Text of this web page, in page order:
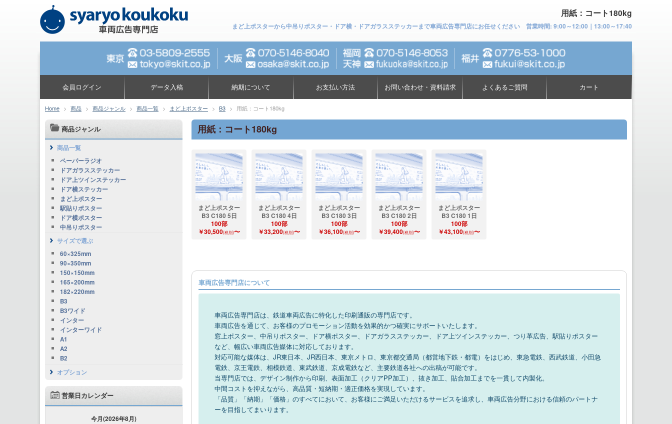
用紙：コート180kg
まど上ポスターから中吊りポスター・ドア横・ドアガラスステッカーまで車両広告専門店にお任せください 営業時間: 9:00～12:00｜13:00～17:40
会員ログイン データ入稿 納期について お支払い方法 お問い合わせ・資料請求 よくあるご質問 カート
Home > 商品 > 商品ジャンル > 商品一覧 > まど上ポスター > B3 > 用紙：コート180kg
用紙：コート180kg
まど上ポスター
B3 C180 5日
100部
￥30,500(税別)〜
まど上ポスター
B3 C180 4日
100部
￥33,200(税別)〜
まど上ポスター
B3 C180 3日
100部
￥36,100(税別)〜
まど上ポスター
B3 C180 2日
100部
￥39,400(税別)〜
まど上ポスター
B3 C180 1日
100部
￥43,100(税別)〜
車両広告専門店について
車両広告専門店は、鉄道車両広告に特化した印刷通販の専門店です。
車両広告を通じて、お客様のプロモーション活動を効果的かつ確実にサポートいたします。
窓上ポスター、中吊りポスター、ドア横ポスター、ドアガラスステッカー、ドア上ツインステッカー、つり革広告、駅貼りポスター
など、幅広い車両広告媒体に対応しております。
対応可能な媒体は、JR東日本、JR西日本、東京メトロ、東京都交通局（都営地下鉄・都電）をはじめ、東急電鉄、西武鉄道、小田急
電鉄、京王電鉄、相模鉄道、東武鉄道、京成電鉄など、主要鉄道各社への出稿が可能です。
当専門店では、デザイン制作から印刷、表面加工（クリアPP加工）、抜き加工、貼合加工までを一貫して内製化。
中間コストを抑えながら、高品質・短納期・適正価格を実現しています。
「品質」「納期」「価格」のすべてにおいて、お客様にご満足いただけるサービスを追求し、車両広告分野における信頼のパートナ
ーを目指してまいります。
商品ジャンル
商品一覧
ペーパーラジオ
ドアガラスステッカー
ドア上ツインステッカー
ドア横ステッカー
まど上ポスター
駅貼りポスター
ドア横ポスター
中吊りポスター
サイズで選ぶ
60×325mm
90×350mm
150×150mm
165×200mm
182×220mm
B3
B3ワイド
インター
インターワイド
A1
A2
B2
オプション
営業日カレンダー
今月(2026年8月)